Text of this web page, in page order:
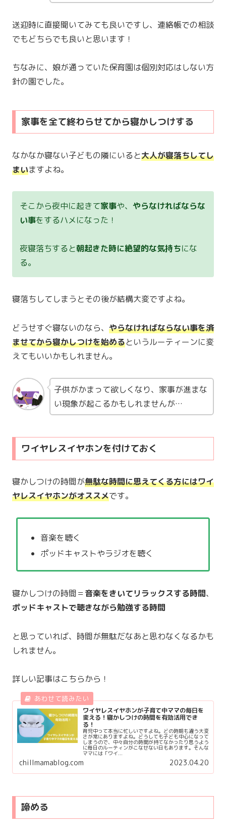
送迎時に直接聞いてみても良いですし、連絡帳での相談
でもどちらでも良いと思います！
ちなみに、娘が通っていた保育園は個別対応はしない方
針の園でした。
家事を全て終わらせてから寝かしつけする
なかなか寝ない子どもの隣にいると大人が寝落ちしてし
まいますよね。
そこから夜中に起きて家事や、 やらなければならな
い事をするハメになった！
夜寝落ちすると朝起きた時に絶望的な気持ちにな
る。
寝落ちしてしまうとその後が結構大変ですよね。
どうせすぐ寝ないのなら、 やらなければならない事を済
ませてから寝かしつけを始めるというルーティーンに変
えてもいいかもしれません。
子供がかまって欲しくなり、家事が進まな
い現象が起こるかもしれませんが…
ワイヤレスイヤホンを付けておく
寝かしつけの時間が無駄な時間に思えてくる方にはワイ
ヤレスイヤホンがオススメです。
音楽を聴く
ポッドキャストやラジオを聴く
寝かしつけの時間＝音楽をきいてリラックスする時間、
ポッドキャストで聴きながら勉強する時間
と思っていれば、時間が無駄だなあと思わなくなるかも
しれません。
詳しい記事はこちらから！
ワイヤレスイヤホンが子育て中ママの毎日を
変える！寝かしつけの時間を有効活用でき
る！
育児中って本当に忙しいですよね。どの時期も違う大変
さが常にありますよね。どうしても子ども中心になって
しまうので、中々自分の時間が持てなかったり思うよう
に毎日のルーティンがこなせない日もあります。そんな
ママには「ワイ...
chillmamablog.com 2023.04.20
諦める